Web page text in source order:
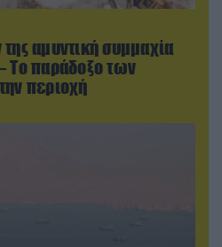
αμυντική συμμαχία
Το παράδοξο των
περιοχή